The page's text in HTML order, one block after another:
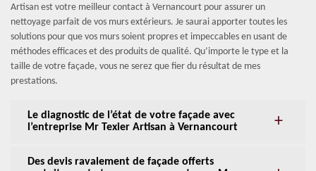
Artisan est votre meilleur contact à Vernancourt pour assurer un
nettoyage parfait de vos murs extérieurs. Je saurai apporter toutes les
solutions pour que vos murs soient propres et impeccables en usant de
méthodes efficaces et des produits de qualité. Qu’importe le type et la
taille de votre façade, vous ne serez que fier du résultat de mes
prestations.
Le diagnostic de l’état de votre façade avec
l’entreprise Mr Texier Artisan à Vernancourt
Des devis ravalement de façade offerts